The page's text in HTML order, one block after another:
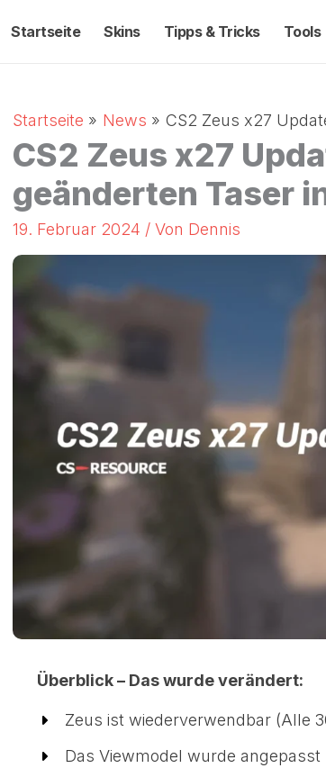
Startseite Skins Tipps & Tricks Tools
Startseite News CS2 Zeus x27
CS2 Zeus x27
geänderten Taser
19. Februar 2024 / Von Dennis
Überblick – Das wurde verändert:
Zeus ist wiederverwendbar (Alle
Das Viewmodel wurde angepasst